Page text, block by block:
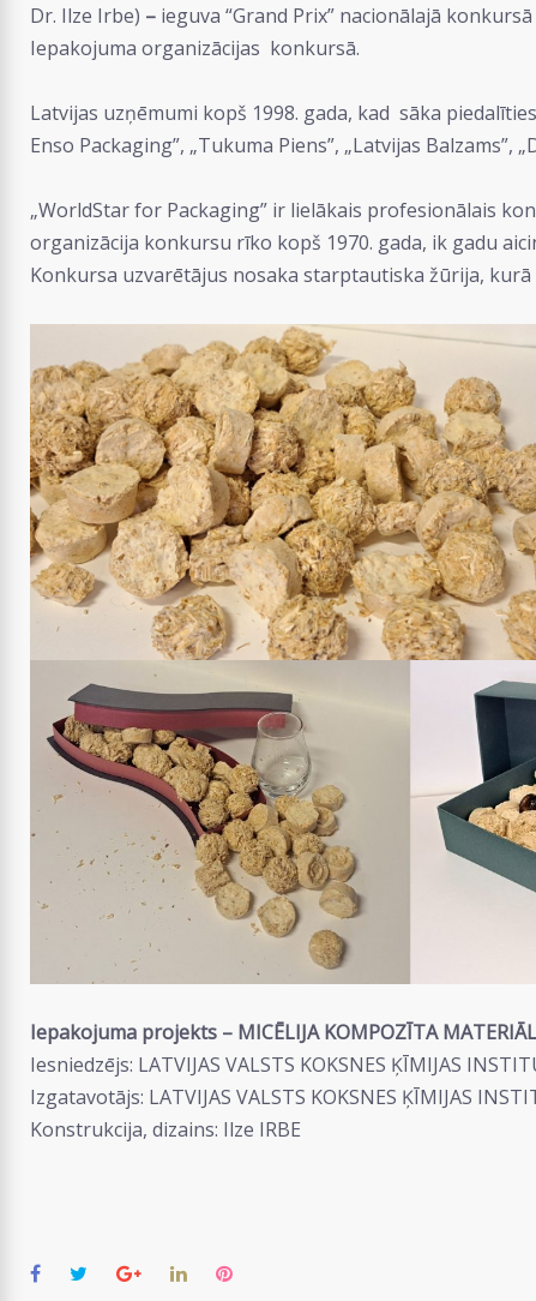
Dr. Ilze Irbe) – ieguva “Grand Prix” nacionālajā
Iepakojuma organizācijas konkursā.
Latvijas uzņēmumi kopš 1998. gada, kad sāka
Enso Packaging”, „Tukuma Piens”, „Latvijas Balzams”,
„WorldStar for Packaging” ir lielākais profesionālais
organizācija konkursu rīko kopš 1970. gada, ik gadu
Konkursa uzvarētājus nosaka starptautiska žūrija,
Iepakojuma projekts – MICĒLIJA KOMPOZĪTA
Iesniedzējs: LATVIJAS VALSTS KOKSNES ĶĪMIJAS
Izgatavotājs: LATVIJAS VALSTS KOKSNES ĶĪMIJAS
Konstrukcija, dizains: Ilze IRBE
Facebook
TwitterGoogle+LinkedInPinterest